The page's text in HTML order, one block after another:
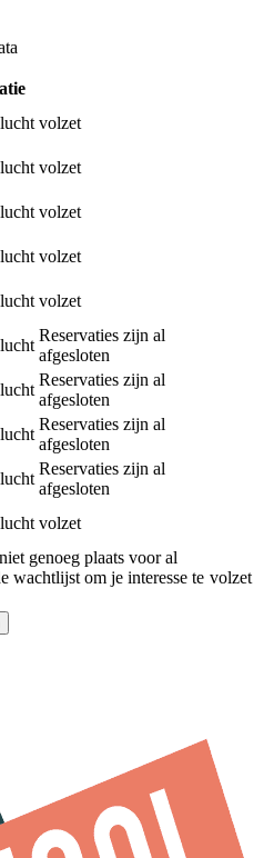
volzet
volzet
volzet
volzet
volzet
Reservaties zijn al
afgesloten
Reservaties zijn al
afgesloten
Reservaties zijn al
afgesloten
Reservaties zijn al
afgesloten
volzet
genoeg plaats voor al
wachtlijst om je interesse te volzet